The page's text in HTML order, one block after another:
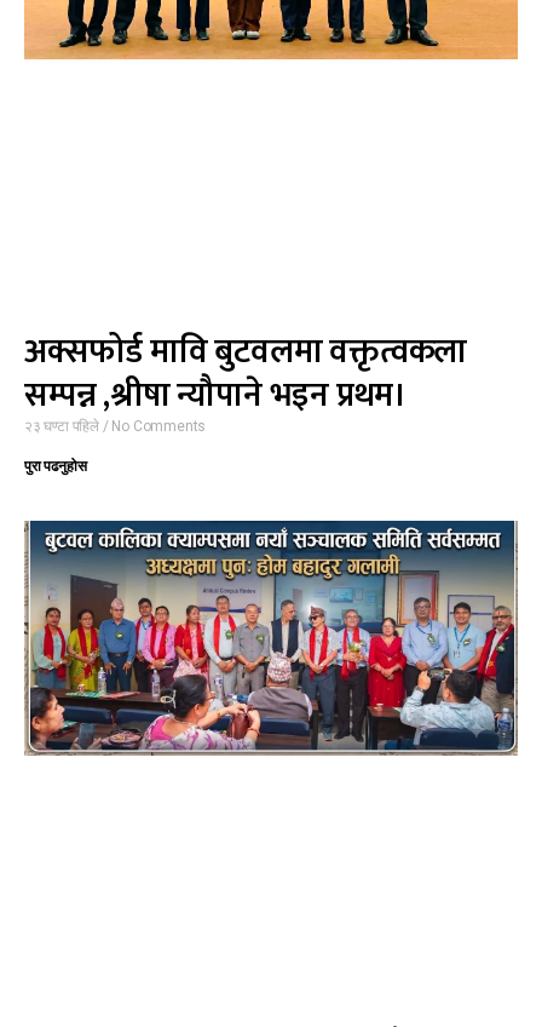
अक्सफोर्ड मावि बुटवलमा वक्तृत्वकला
सम्पन्न ,श्रीषा न्यौपाने भइन प्रथम।
२३ घण्टा पहिले No Comments
पुरा पढनुहोस